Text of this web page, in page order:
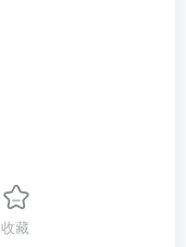
收藏